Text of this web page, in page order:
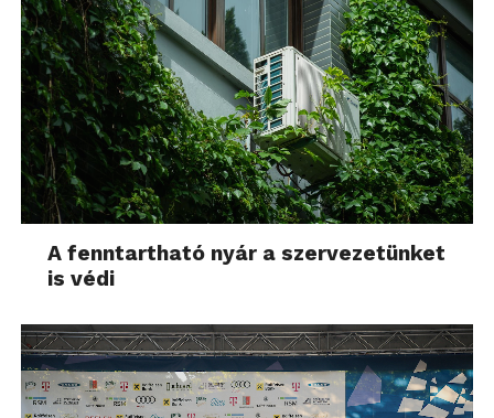
A fenntartható nyár a szervezetünket
is védi